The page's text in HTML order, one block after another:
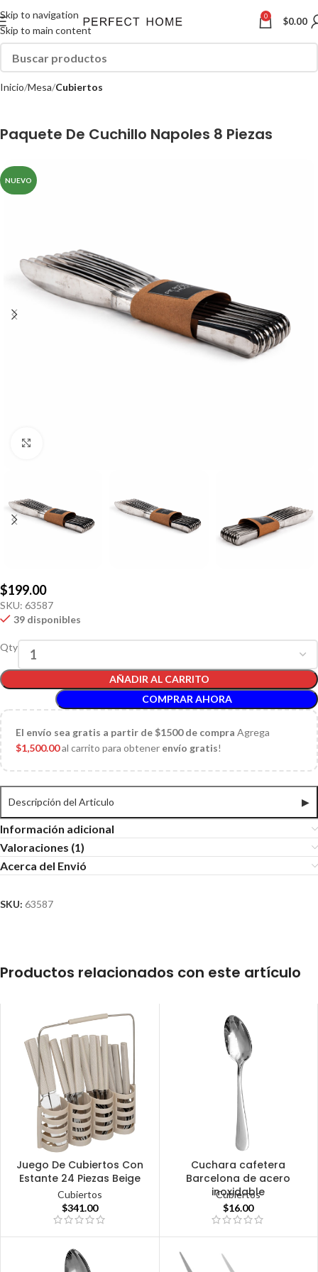
Skip to navigation
Skip to main content
0 $0.00
Inicio Mesa Cubiertos
Paquete De Cuchillo Napoles 8 Piezas
NUEVO
$199.00
SKU: 63587
39 disponibles
Qty
AÑADIR AL CARRITO
COMPRAR AHORA
El envío sea gratis a partir de $1500 de compra Agrega
$1,500.00al carrito para obtener envío gratis!
Descripción del Articulo ▶
Información adicional
Valoraciones (1)
Acerca del Envió
SKU: 63587
Productos relacionados con este artículo
Juego De Cubiertos Con
Estante 24 Piezas Beige
Cubiertos
$341.00
Cuchara cafetera
Barcelona de acero
inoxidable
Cubiertos
$16.00